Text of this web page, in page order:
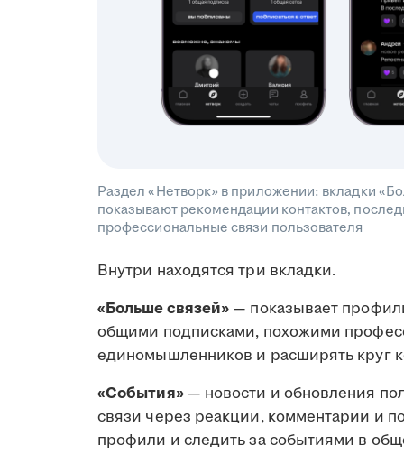
Раздел «Нетворк» в приложении: вкладки
показывают рекомендации контактов,
профессиональные связи пользователя
Внутри находятся три вкладки.
«Больше связей» — показывает
общими подписками, похожими
единомышленников и расширять круг
«События»— новости и обновления
связи через реакции, комментарии и
профили и следить за событиями в